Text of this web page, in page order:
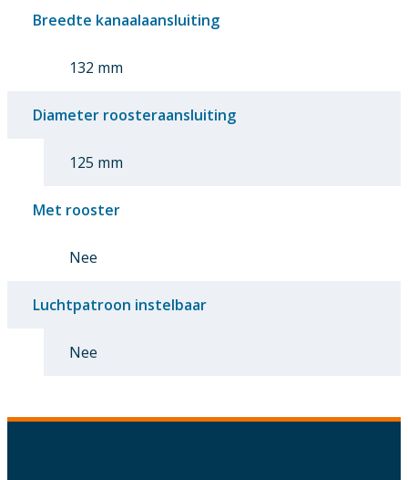
Breedte kanaalaansluiting
132 mm
Diameter roosteraansluiting
125 mm
Met rooster
Nee
Luchtpatroon instelbaar
Nee